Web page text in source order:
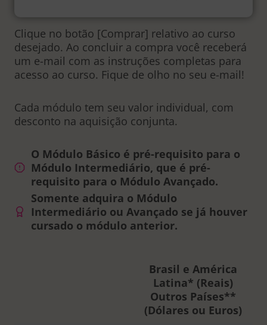
Clique no botão [Comprar] relativo ao curso
desejado. Ao concluir a compra você receberá
um e-mail com as instruções completas para
acesso ao curso. Fique de olho no seu e-mail!
Cada módulo tem seu valor individual, com
desconto na aquisição conjunta.
O Módulo Básico é pré-requisito para o
Módulo Intermediário, que é pré-
requisito para o Módulo Avançado.
Somente adquira o Módulo
Intermediário ou Avançado se já houver
cursado o módulo anterior.
Brasil e América
Latina* (Reais)
Outros Países**
(Dólares ou Euros)